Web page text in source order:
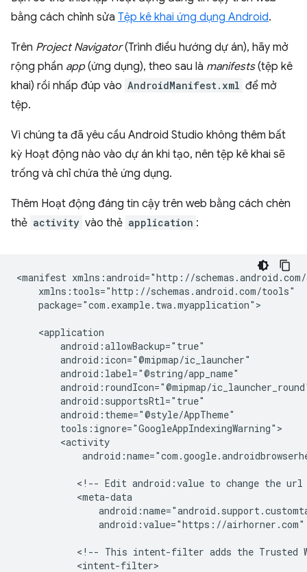
bằng cách chỉnh sửa Tệp kê khai ứng dụng Android.
Trên Project Navigator(Trình điều hướng dự án), hãy mở
rộng phần app(ứng dụng), theo sau là manifests(tệp kê
khai) rồi nhấp đúp vào AndroidManifest.xml để mở
tệp.
Vì chúng ta đã yêu cầu Android Studio không thêm bất
kỳ Hoạt động nào vào dự án khi tạo, nên tệp kê khai sẽ
trống và chỉ chứa thẻ ứng dụng.
Thêm Hoạt động đáng tin cậy trên web bằng cách chèn
thẻ activity vào thẻ application :
<manifest
package="com.example.twa.myapplication">
<!-- Edit android:value to change the url
android:value="https://airhorner.com"
<!-- This intent-filter adds the Trusted